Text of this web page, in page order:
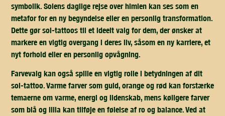
symbolik. Solens daglige rejse over himlen kan ses som en
metafor for en ny begyndelse eller en personlig transformation.
Dette gør sol-tattoos til et ideelt valg for dem, der ønsker at
markere en vigtig overgang i deres liv, såsom en ny karriere, et
nyt forhold eller en personlig opvågning.
Farvevalg kan også spille en vigtig rolle i betydningen af dit
sol-tattoo. Varme farver som guld, orange og rød kan forstærke
temaerne om varme, energi og lidenskab, mens køligere farver
som blå og lilla kan tilføje en følelse af ro og balance. Ved at